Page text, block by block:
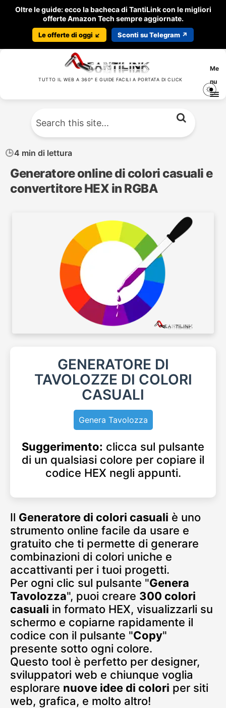
Oltre le guide: ecco la bacheca di TantiLink con le migliori
offerte Amazon Tech sempre aggiornate.
Le offerte di oggi ↙️ Sconti su Telegram ↗️
Me
nu
TUTTO IL WEB A 360° E GUIDE FACILI A PORTATA DI CLICK
4 min di lettura
Generatore online di colori casuali e
convertitore HEX in RGBA
GENERATORE DI
TAVOLOZZE DI COLORI
CASUALI
Genera Tavolozza
Suggerimento: clicca sul pulsante
di un qualsiasi colore per copiare il
codice HEX negli appunti.
Il Generatore di colori casuali è uno
strumento online facile da usare e
gratuito che ti permette di generare
combinazioni di colori uniche e
accattivanti per i tuoi progetti.
Per ogni clic sul pulsante "Genera
Tavolozza", puoi creare 300 colori
casuali in formato HEX, visualizzarli su
schermo e copiarne rapidamente il
codice con il pulsante "Copy"
presente sotto ogni colore.
Questo tool è perfetto per designer,
sviluppatori web e chiunque voglia
esplorare nuove idee di colori per siti
web, grafica, e molto altro!